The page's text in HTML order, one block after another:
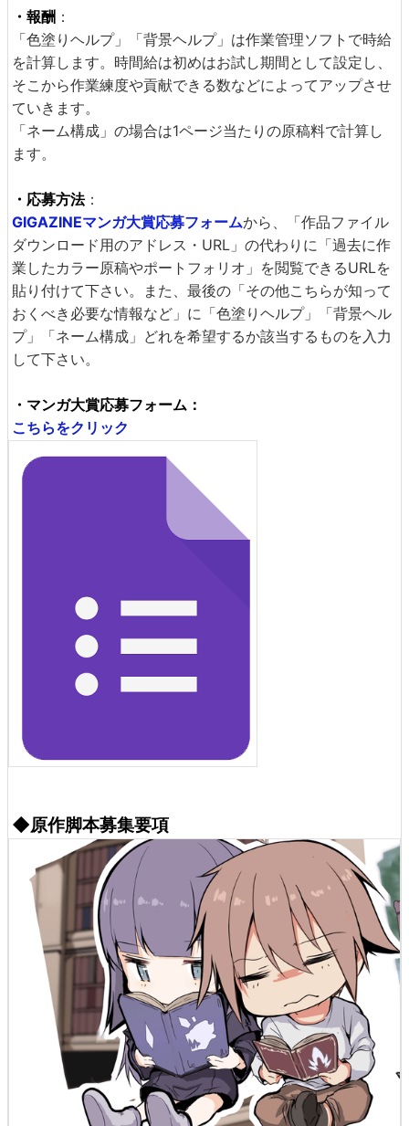
・報酬 ：
「色塗りヘルプ」「背景ヘルプ」は作業管理ソフトで時給
を計算します。時間給は初めはお試し期間として設定し、
そこから作業練度や貢献できる数などによってアップさせ
ていきます。
「ネーム構成」の場合は1ページ当たりの原稿料で計算し
ます。
・応募方法：
GIGAZINEマンガ大賞応募フォームから、「作品ファイル
ダウンロード用のアドレス・URL」の代わりに「過去に作
業したカラー原稿やポートフォリオ」を閲覧できるURLを
貼り付けて下さい。また、最後の「その他こちらが知って
おくべき必要な情報など」に「色塗りヘルプ」「背景ヘル
プ」「ネーム構成」どれを希望するか該当するものを入力
して下さい。
・マンガ大賞応募フォーム：
こちらをクリック
◆原作脚本募集要項